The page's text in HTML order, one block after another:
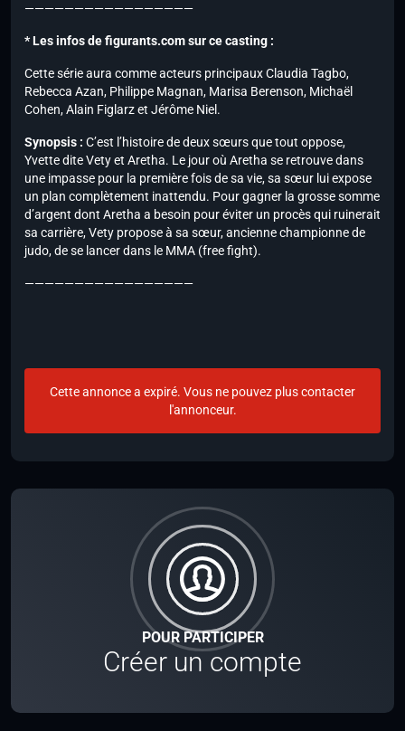
POUR PARTICIPER
Créer un compte
—————————————————
* Les infos de figurants.com sur ce casting :
Cette série aura comme acteurs principaux Claudia Tagbo,
Rebecca Azan, Philippe Magnan, Marisa Berenson, Michaël
Cohen, Alain Figlarz et Jérôme Niel.
Synopsis : C’est l’histoire de deux sœurs que tout oppose,
Yvette dite Vety et Aretha. Le jour où Aretha se retrouve dans
une impasse pour la première fois de sa vie, sa sœur lui expose
un plan complètement inattendu. Pour gagner la grosse somme
d’argent dont Aretha a besoin pour éviter un procès qui ruinerait
sa carrière, Vety propose à sa sœur, ancienne championne de
judo, de se lancer dans le MMA (free fight).
—————————————————
Cette annonce a expiré. Vous ne pouvez plus contacter
l'annonceur.